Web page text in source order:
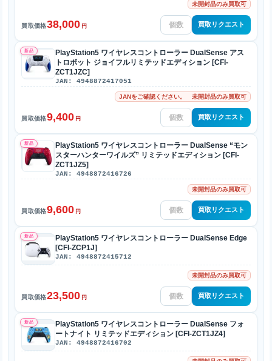
未開封品のみ買取可
買取価格38,000 円 買取リクエスト
新品
PlayStation5 ワイヤレスコントローラー DualSense アス
トロボット ジョイフルリミテッドエディション [CFI-
ZCT1JZC]
JAN: 4948872417051
JANをご確認ください。 未開封品のみ買取可
買取価格9,400 円 買取リクエスト
新品
PlayStation5 ワイヤレスコントローラー DualSense “モン
スターハンターワイルズ” リミテッドエディション [CFI-
ZCT1JZ5]
JAN: 4948872416726
未開封品のみ買取可
買取価格9,600 円 買取リクエスト
新品
PlayStation5 ワイヤレスコントローラー DualSense Edge
[CFI-ZCP1J]
JAN: 4948872415712
未開封品のみ買取可
買取価格23,500 円 買取リクエスト
新品
PlayStation5 ワイヤレスコントローラー DualSense フォ
ートナイト リミテッドエディション [CFI-ZCT1JZ4]
JAN: 4948872416702